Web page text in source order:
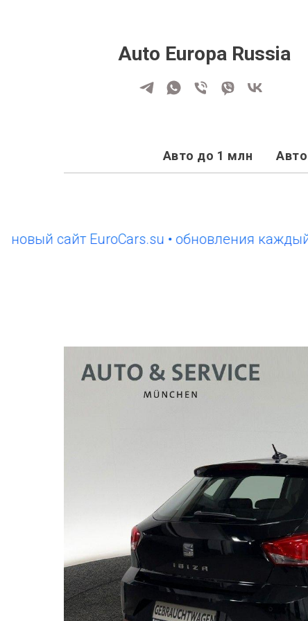
Auto Europa Russia
Авто до 1 млн
сайт EuroCars.su • обновления каждый день